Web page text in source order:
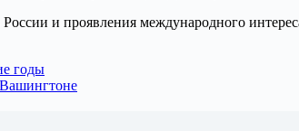
и проявления международного
годы